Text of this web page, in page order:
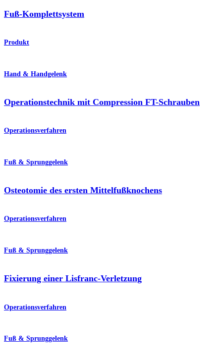
Fuß-Komplettsystem
Produkt
Hand & Handgelenk
Operationstechnik mit Compression FT-Schrauben
Operationsverfahren
Fuß & Sprunggelenk
Osteotomie des ersten Mittelfußknochens
Operationsverfahren
Fuß & Sprunggelenk
Fixierung einer Lisfranc-Verletzung
Operationsverfahren
Fuß & Sprunggelenk